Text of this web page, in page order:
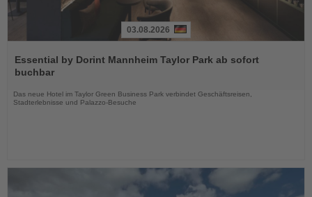
Sie
die
03.08.2026
Essential by Dorint Mannheim Taylor Park ab sofort
buchbar
Das neue Hotel im Taylor Green Business Park verbindet Geschäftsreisen,
Stadterlebnisse und Palazzo-Besuche